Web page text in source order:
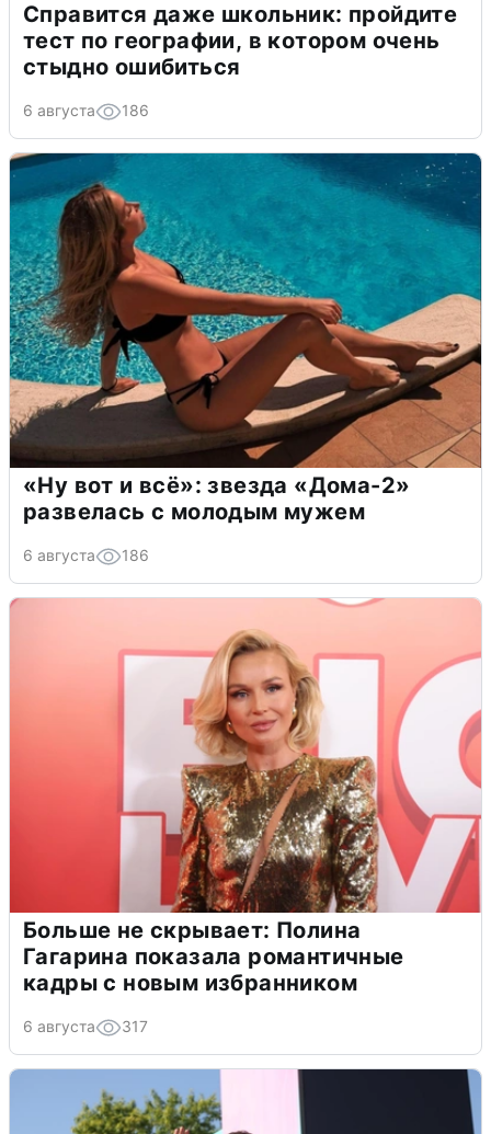
Справится даже школьник: пройдите
тест по географии, в котором очень
стыдно ошибиться
6 августа 186
«Ну вот и всё»: звезда «Дома-2»
развелась с молодым мужем
6 августа 186
Больше не скрывает: Полина
Гагарина показала романтичные
кадры с новым избранником
6 августа 317